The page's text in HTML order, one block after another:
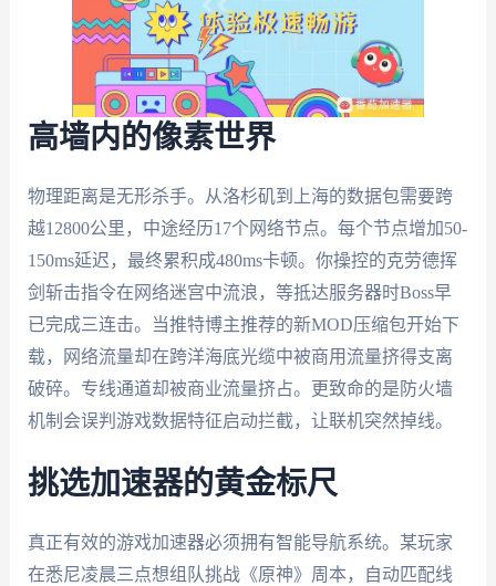
高墙内的像素世界
物理距离是无形杀手。从洛杉矶到上海的数据包需要跨
越12800公里，中途经历17个网络节点。每个节点增加50-
150ms延迟，最终累积成480ms卡顿。你操控的克劳德挥
剑斩击指令在网络迷宫中流浪，等抵达服务器时Boss早
已完成三连击。当推特博主推荐的新MOD压缩包开始下
载，网络流量却在跨洋海底光缆中被商用流量挤得支离
破碎。专线通道却被商业流量挤占。更致命的是防火墙
机制会误判游戏数据特征启动拦截，让联机突然掉线。
挑选加速器的黄金标尺
真正有效的游戏加速器必须拥有智能导航系统。某玩家
在悉尼凌晨三点想组队挑战《原神》周本，自动匹配线